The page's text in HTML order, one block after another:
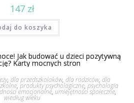
147 zł
do koszyka
, dla przedszkolaków, dla rodziców, dla
, produkty psychologiczne, psychologia
emocjonalne, umiejętności społeczne,
wiedług wieku